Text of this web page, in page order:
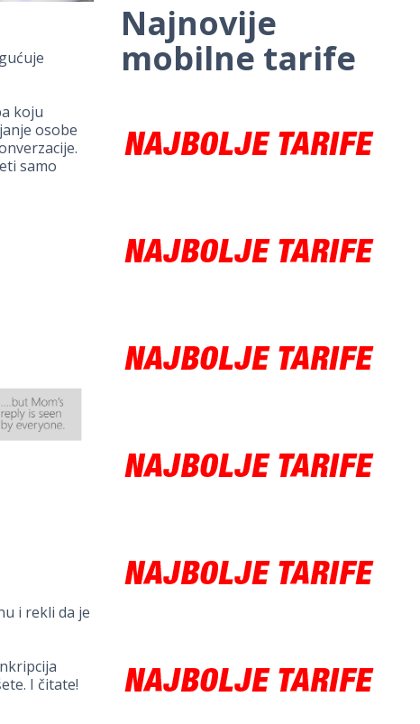
koju
osobe
samo
i rekli da je
I čitate!
Najnovije
mobilne tarife